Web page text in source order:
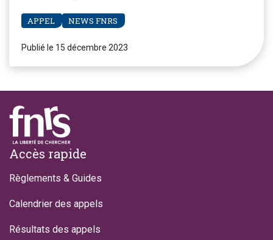
APPEL NEWS FNRS
Publié le 15 décembre 2023
Footer
Accès rapide
Règlements & Guides
Calendrier des appels
Résultats des appels